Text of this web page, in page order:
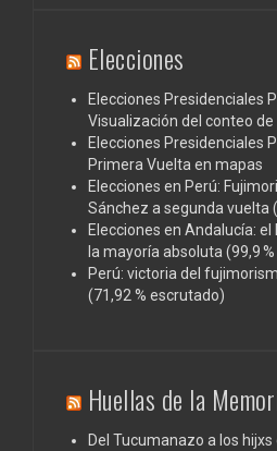
Elecciones
Elecciones Presidenciales
Visualización del conteo de
Elecciones Presidenciales
Primera Vuelta en mapas
Elecciones en Perú:
Sánchez a segunda vuelta
Elecciones en Andalucía:
la mayoría absoluta (99,9
Perú: victoria del
(71,92 % escrutado)
Huellas de la
Del Tucumanazo a los